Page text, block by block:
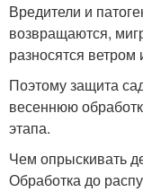
Вредители и
возвращаются,
разносятся ветром
Поэтому защита
весеннюю
этапа.
Чем опрыскивать
Обработка до